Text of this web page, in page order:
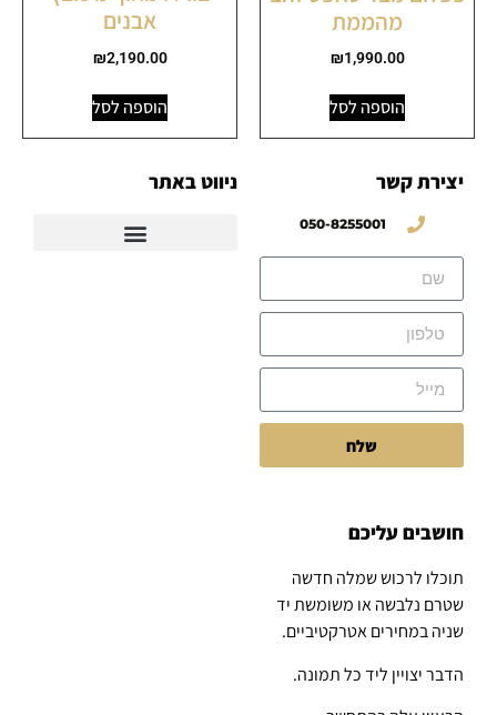
מהממת
₪1,990.00
הוספה לסל
אבנים
₪2,190.00
הוספה לסל
יצירת קשר
050-8255001
שלח
ניווט באתר
חושבים עליכם
תוכלו לרכוש שמלה חדשה
שטרם נלבשה או משומשת יד
שניה במחירים אטרקטיביים.
הדבר יצויין ליד כל תמונה.